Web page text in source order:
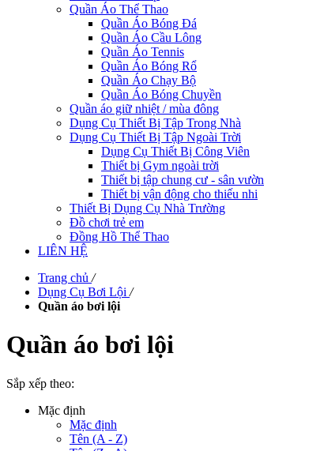
Quần Áo Thể Thao
Quần Áo Bóng Đá
Quần Áo Cầu Lông
Quần Áo Tennis
Quần Áo Bóng Rổ
Quần Áo Chạy Bộ
Quần Áo Bóng Chuyền
Quần áo giữ nhiệt / mùa đông
Dụng Cụ Thiết Bị Tập Trong Nhà
Dụng Cụ Thiết Bị Tập Ngoài Trời
Dụng Cụ Thiết Bị Công Viên
Thiết bị Gym ngoài trời
Thiết bị tập chung cư - sân vườn
Thiết bị vận động cho thiếu nhi
Thiết Bị Dụng Cụ Nhà Trường
Đồ chơi trẻ em
Đồng Hồ Thể Thao
LIÊN HỆ
Trang chủ /
Dụng Cụ Bơi Lội /
Quần áo bơi lội
Quần áo bơi lội
Sắp xếp theo:
Mặc định
Mặc định
Tên (A - Z)